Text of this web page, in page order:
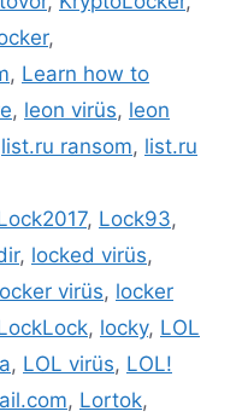
,
, Learn how to
, leon virüs, leon
list.ru ransom, list.ru
, Lock93,
, locked virüs,
virüs, locker
, locky, LOL
, LOL virüs, LOL!
, Lortok,